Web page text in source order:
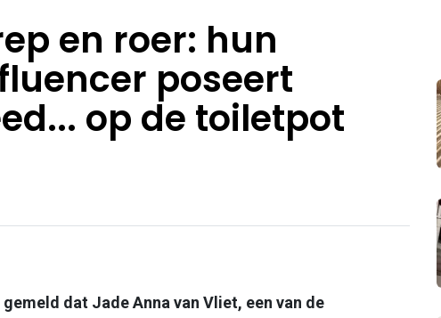
en roer: hun
poseert
op de toiletpot
dat Jade Anna van Vliet, een van de